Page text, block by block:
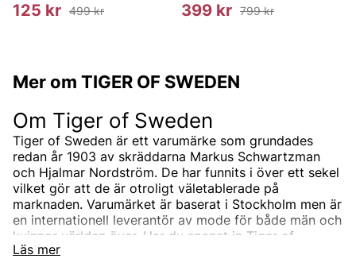
125 kr 499 kr 399 kr 799 kr
Mer om TIGER OF SWEDEN
Läs mer
Om Tiger of Sweden
Tiger of Sweden är ett varumärke som grundades
redan år 1903 av skräddarna Markus Schwartzman
och Hjalmar Nordström. De har funnits i över ett sekel
vilket gör att de är otroligt väletablerade på
marknaden. Varumärket är baserat i Stockholm men är
en internationell leverantör av mode för både män och
kvinnor världen över. Har du spanat in Tiger of
Swedens sortiment än? Vi erbjuder Tiger of Swedens